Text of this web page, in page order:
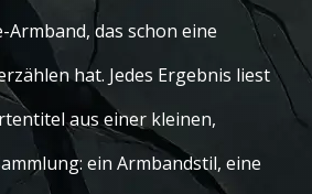
das schon eine
hat. Jedes Ergebnis liest
aus einer kleinen,
ein Armbandstil, eine